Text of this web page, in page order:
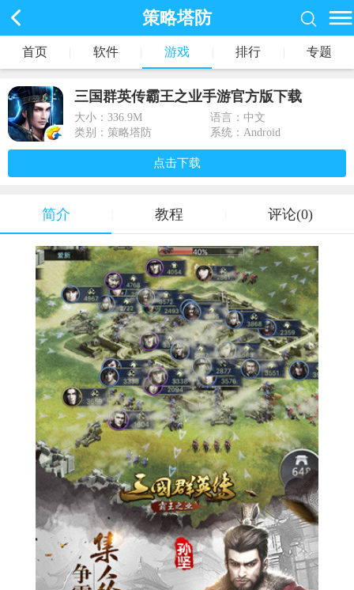
策略塔防
首页 软件 游戏 排行 专题
三国群英传霸王之业手游官方版下载
大小： 336.9M
语言：中文
类别：策略塔防
系统：Android
点击下载
简介 教程 评论(0)